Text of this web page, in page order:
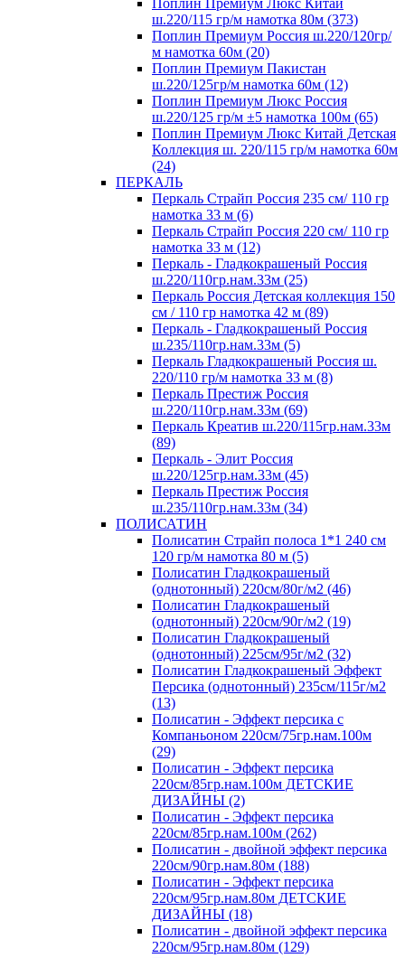
Поплин Премиум Люкс Китай
ш.220/115 гр/м намотка 80м (373)
Поплин Премиум Россия ш.220/120гр/
м намотка 60м (20)
Поплин Премиум Пакистан
ш.220/125гр/м намотка 60м (12)
Поплин Премиум Люкс Россия
ш.220/125 гр/м ±5 намотка 100м (65)
Поплин Премиум Люкс Китай Детская
Коллекция ш. 220/115 гр/м намотка 60м
(24)
ПЕРКАЛЬ
Перкаль Страйп Россия 235 см/ 110 гр
намотка 33 м (6)
Перкаль Страйп Россия 220 см/ 110 гр
намотка 33 м (12)
Перкаль - Гладкокрашеный Россия
ш.220/110гр.нам.33м (25)
Перкаль Россия Детская коллекция 150
см / 110 гр намотка 42 м (89)
Перкаль - Гладкокрашеный Россия
ш.235/110гр.нам.33м (5)
Перкаль Гладкокрашеный Россия ш.
220/110 гр/м намотка 33 м (8)
Перкаль Престиж Россия
ш.220/110гр.нам.33м (69)
Перкаль Креатив ш.220/115гр.нам.33м
(89)
Перкаль - Элит Россия
ш.220/125гр.нам.33м (45)
Перкаль Престиж Россия
ш.235/110гр.нам.33м (34)
ПОЛИСАТИН
Полисатин Страйп полоса 1*1 240 см
120 гр/м намотка 80 м (5)
Полисатин Гладкокрашеный
(однотонный) 220см/80г/м2 (46)
Полисатин Гладкокрашеный
(однотонный) 220см/90г/м2 (19)
Полисатин Гладкокрашеный
(однотонный) 225см/95г/м2 (32)
Полисатин Гладкокрашеный Эффект
Персика (однотонный) 235см/115г/м2
(13)
Полисатин - Эффект персика с
Компаньоном 220см/75гр.нам.100м
(29)
Полисатин - Эффект персика
220см/85гр.нам.100м ДЕТСКИЕ
ДИЗАЙНЫ (2)
Полисатин - Эффект персика
220см/85гр.нам.100м (262)
Полисатин - двойной эффект персика
220см/90гр.нам.80м (188)
Полисатин - Эффект персика
220см/95гр.нам.80м ДЕТСКИЕ
ДИЗАЙНЫ (18)
Полисатин - двойной эффект персика
220см/95гр.нам.80м (129)